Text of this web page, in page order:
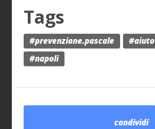
Tags
#prevenzione.pascale #aiuto
#napoli
condividi